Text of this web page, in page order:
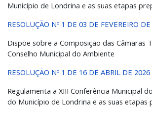
Município de Londrina e as suas etapas
RESOLUÇÃO Nº 1 DE 03 DE FEVEREIRO
Dispõe sobre a Composição das Câmaras
Conselho Municipal do Ambiente
RESOLUÇÃO Nº 1 DE 16 DE ABRIL DE 2026
Regulamenta a XIII Conferência Municipal
do Município de Londrina e as suas etapas